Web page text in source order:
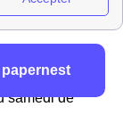
à Genas
3404. Ce
samedi de
papernest